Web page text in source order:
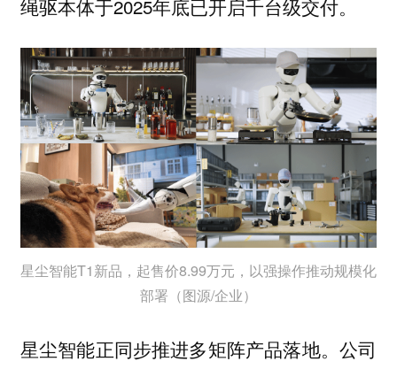
绳驱本体于2025年底已开启千台级交付。
星尘智能T1新品，起售价8.99万元，以强操作推动规模化
部署（图源/企业）
星尘智能正同步推进多矩阵产品落地。公司